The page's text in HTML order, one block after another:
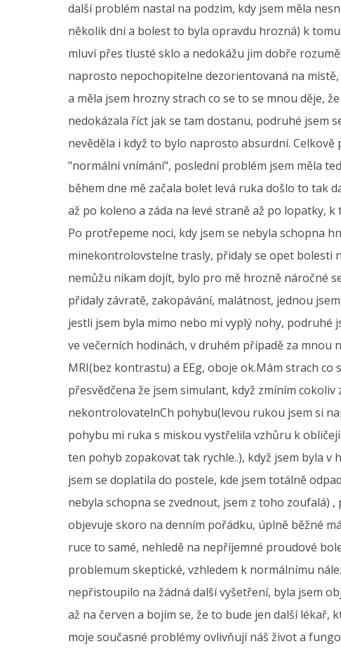
další problém nastal na podzim, kdy jsem měla
několik dni a bolest to byla opravdu hrozná) k
mluví přes tlusté sklo a nedokážu jim dobře
naprosto nepochopitelne dezorientovaná na
a měla jsem hrozny strach co se to se mnou děje,
nedokázala říct jak se tam dostanu, podruhé jsem
nevěděla i když to bylo naprosto absurdní.
"normální vnímání", poslední problém jsem měla
během dne mě začala bolet levá ruka došlo to tak
až po koleno a záda na levé straně až po lopatky,
Po protřepeme noci, kdy jsem se nebyla schopna
minekontrolovstelne trasly, přidaly se opet bolesti
nemůžu nikam dojít, bylo pro mě hrozně náročné
přidaly závratě, zakopávání, malátnost, jednou
jestli jsem byla mimo nebo mi vyplý nohy, podruhé
ve večerních hodinách, v druhém případě za mnou
MRI(bez kontrastu) a EEg, oboje ok.Mám strach
přesvědčena že jsem simulant, když zmíním
nekontrolovatelnCh pohybu(levou rukou jsem si
pohybu mi ruka s miskou vystřelila vzhůru k
ten pohyb zopakovat tak rychle..), když jsem byla
jsem se doplatila do postele, kde jsem totálně
nebyla schopna se zvednout, jsem z toho zoufalá)
objevuje skoro na denním pořádku, úplně běžné
ruce to samé, nehledě na nepříjemné proudové
problemum skeptické, vzhledem k normálnímu
nepřistoupilo na žádná další vyšetření, byla jsem
až na červen a bojím se, že to bude jen další lékař,
moje současné problémy ovlivňují náš život a